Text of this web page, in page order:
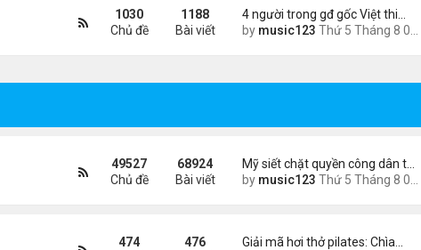
4 người trong gđ gốc Việt thi…
by music123 Thứ 5 Tháng 8 06, 2026 4:06 pm
1030
Chủ đề
1188
Bài viết
Mỹ siết chặt quyền công dân t…
by music123 Thứ 5 Tháng 8 06, 2026 5:09 pm
49527
Chủ đề
68924
Bài viết
Giải mã hơi thở pilates: Chìa…
474
476